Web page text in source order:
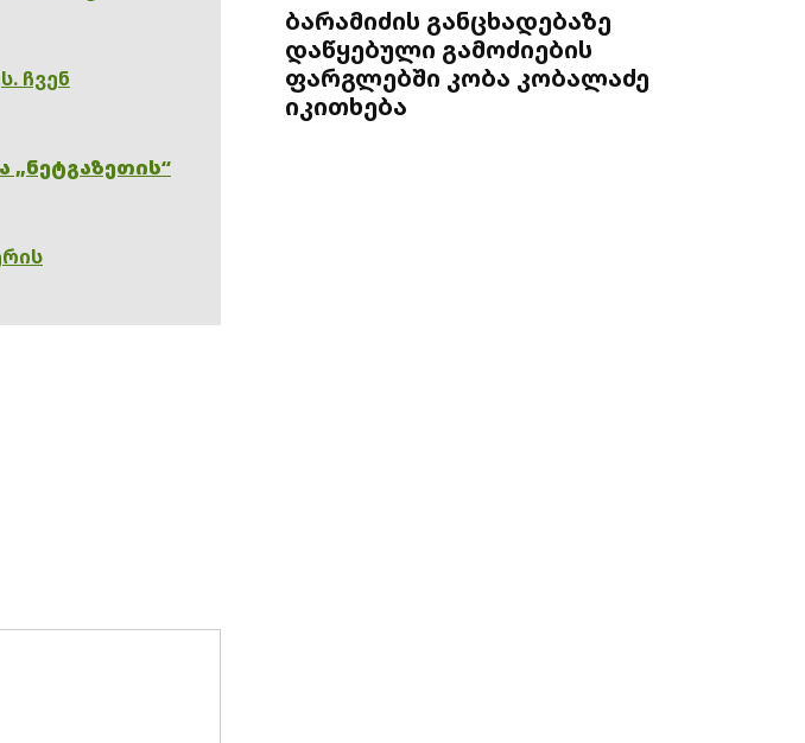
ჩვენ
„ნეტგაზეთის“
ბარამიძის განცხადებაზე
დაწყებული გამოძიების
ფარგლებში კობა კობალაძე
იკითხება